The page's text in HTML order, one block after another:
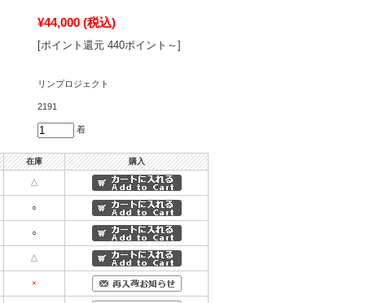
¥44,000 (税込)
[ポイント還元 440ポイント～]
リンプロジェクト
2191
着
在庫 購入
△
○
○
△
×